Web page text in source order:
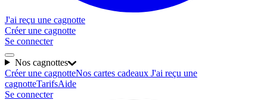
J'ai reçu une cagnotte
Créer une cagnotte
Se connecter
Nos cagnottes
Créer une cagnotteNos cartes cadeaux J'ai reçu une
cagnotteTarifsAide
Se connecter